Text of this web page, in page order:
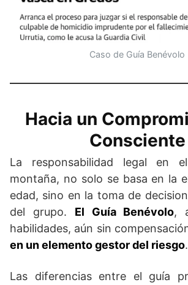
Caso de Guía Benévolo
Hacia un
Consciente
La responsabilidad legal en
montaña, no solo se basa en la
edad, sino en la toma de
del grupo. El Guía Benévolo,
habilidades, aún sin
en un elemento gestor del riesgo.
Las diferencias entre el guía